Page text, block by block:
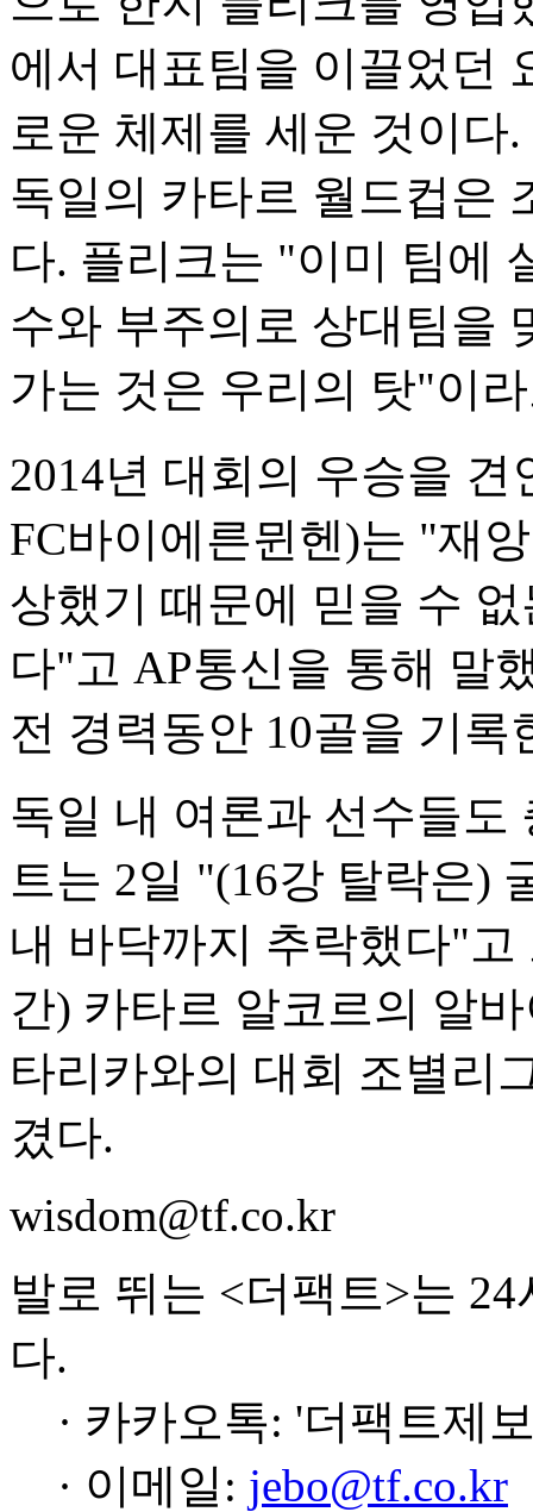
에서 대표팀을 이끌었던
로운 체제를 세운 것이다
독일의 카타르 월드컵은
다. 플리크는 "이미 팀에
수와 부주의로 상대팀을
가는 것은 우리의 탓"이
2014년 대회의 우승을 견
FC바이에른뮌헨)는 "재
상했기 때문에 믿을 수
다"고 AP통신을 통해 말
전 경력동안 10골을 기록
독일 내 여론과 선수들도
트는 2일 "(16강 탈락은)
내 바닥까지 추락했다"
간) 카타르 알코르의 알
타리카와의 대회 조별리
겼다.
wisdom@tf.co.kr
발로 뛰는 <더팩트>는
다.
· 카카오톡: '더팩트제
· 이메일: jebo@tf.co.kr